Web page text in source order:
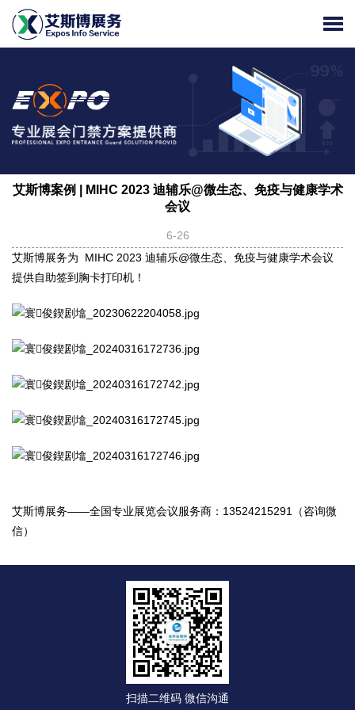
艾斯博案例 | MIHC 2023 迪辅乐@微生态、免疫与健康学术
会议
6-26
艾斯博展务为 MIHC 2023 迪辅乐@微生态、免疫与健康学术会议
提供自助签到胸卡打印机！
艾斯博展务——全国专业展览会议服务商：13524215291（咨询微
信）
扫描二维码 微信沟通